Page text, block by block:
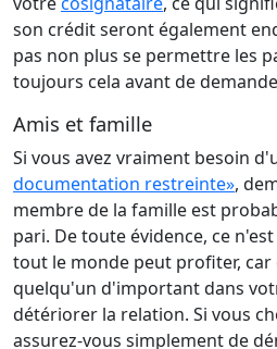
son crédit seront également
pas non plus se permettre les
toujours cela avant de
Amis et famille
Si vous avez vraiment besoin
documentation restreinte»,
membre de la famille est
pari. De toute évidence, ce
tout le monde peut profiter,
quelqu'un d'important dans
détériorer la relation. Si vous
assurez-vous simplement de